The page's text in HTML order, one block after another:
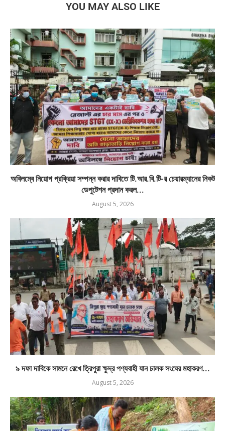
YOU MAY ALSO LIKE
অবিলম্বে নিয়োগ প্রক্রিয়া সম্পন্ন করার দাবিতে টি.আর.বি.টি-র চেয়ারম্যানের নিকট
ডেপুটেশন প্রদান করল...
August 5, 2026
৯ দফা দাবিকে সামনে রেখে ত্রিপুরা ক্ষুদ্র পণ্যবাহী যান চালক সংঘের মহাকরণ...
August 5, 2026